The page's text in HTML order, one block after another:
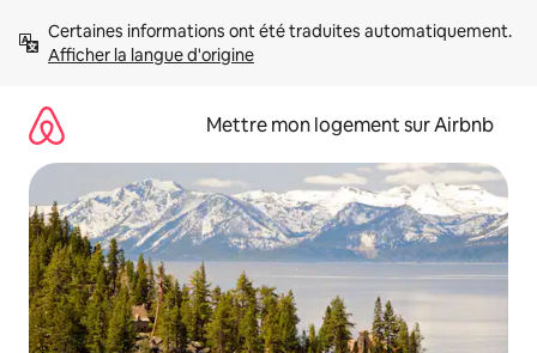
directement
Afficher la langue d'origine
Mettre mon logement sur Airbnb